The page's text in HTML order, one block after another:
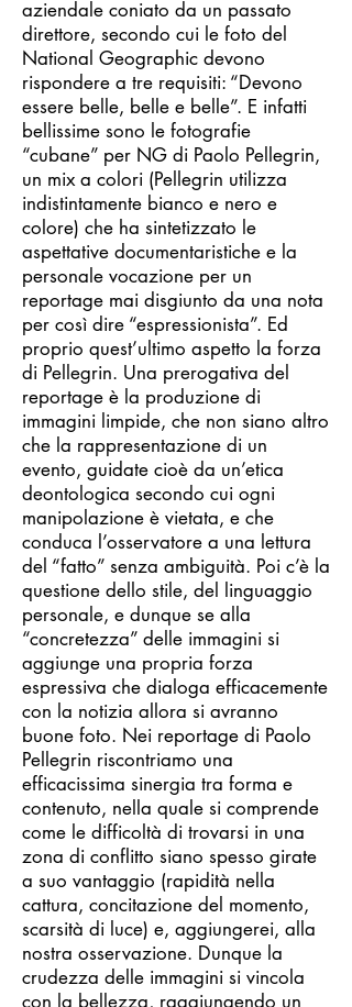
aziendale coniato da un passato
direttore, secondo cui le foto del
National Geographic devono
rispondere a tre requisiti: “Devono
essere belle, belle e belle”. E infatti
bellissime sono le fotografie
“cubane” per NG di Paolo Pellegrin,
un mix a colori (Pellegrin utilizza
indistintamente bianco e nero e
colore) che ha sintetizzato le
aspettative documentaristiche e la
personale vocazione per un
reportage mai disgiunto da una nota
per così dire “espressionista”. Ed
proprio quest’ultimo aspetto la forza
di Pellegrin. Una prerogativa del
reportage è la produzione di
immagini limpide, che non siano altro
che la rappresentazione di un
evento, guidate cioè da un’etica
deontologica secondo cui ogni
manipolazione è vietata, e che
conduca l’osservatore a una lettura
del “fatto” senza ambiguità. Poi c’è la
questione dello stile, del linguaggio
personale, e dunque se alla
“concretezza” delle immagini si
aggiunge una propria forza
espressiva che dialoga efficacemente
con la notizia allora si avranno
buone foto. Nei reportage di Paolo
Pellegrin riscontriamo una
efficacissima sinergia tra forma e
contenuto, nella quale si comprende
come le difficoltà di trovarsi in una
zona di conflitto siano spesso girate
a suo vantaggio (rapidità nella
cattura, concitazione del momento,
scarsità di luce) e, aggiungerei, alla
nostra osservazione. Dunque la
crudezza delle immagini si vincola
con la bellezza, raggiungendo un